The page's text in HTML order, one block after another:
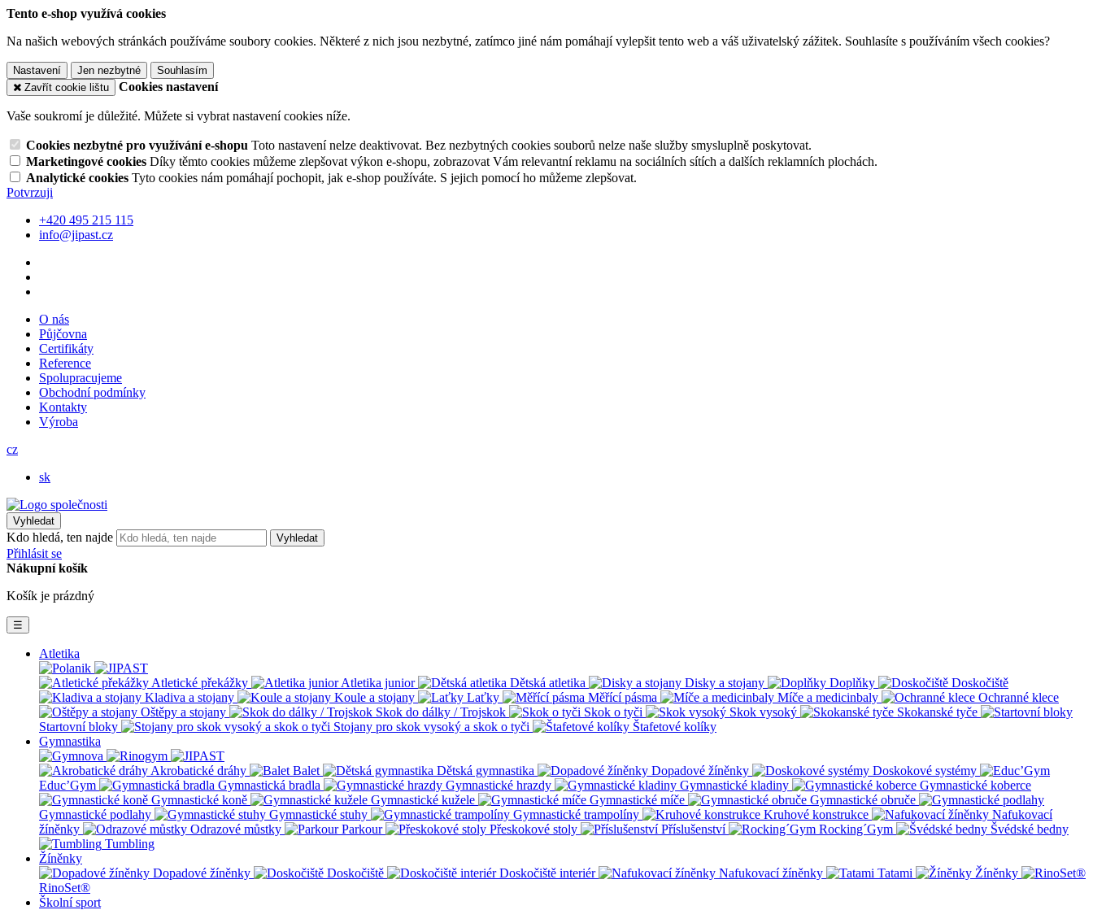
Tento e-shop využívá cookies
Na našich webových stránkách používáme soubory cookies. Některé z nich jsou nezbytné, zatímco jiné nám pomáhají vylepšit tento web a váš uživatelský zážitek. Souhlasíte s používáním všech cookies?
Nastavení Jen nezbytné
Souhlasím
Zavřít cookie lištu
Cookies nastavení
Vaše soukromí je důležité. Můžete si vybrat nastavení cookies níže.
Cookies nezbytné pro využívání e-shopu Toto nastavení nelze deaktivovat. Bez nezbytných cookies souborů nelze naše služby smysluplně poskytovat.
Marketingové cookies Díky těmto cookies můžeme zlepšovat výkon e-shopu, zobrazovat Vám relevantní reklamu na sociálních sítích a dalších reklamních plochách.
Analytické cookies Tyto cookies nám pomáhají pochopit, jak e-shop používáte. S jejich pomocí ho můžeme zlepšovat.
Potvrzuji
+420 495 215 115
info@jipast.cz
O nás
Půjčovna
Certifikáty
Reference
Spolupracujeme
Obchodní podmínky
Kontakty
Výroba
cz
sk
Vyhledat
Kdo hledá, ten najde Vyhledat
Přihlásit se
Nákupní košík
Košík je prázdný
☰
Atletika
Atletické překážky Atletika junior Dětská atletika Disky a stojany Doplňky
Doskočiště
Kladiva a stojany
Koule a stojany Laťky Měřící pásma Míče a medicinbaly
Ochranné klece
Oštěpy a stojany
Skok do dálky / Trojskok Skok o tyči Skok vysoký
Skokanské tyče
Startovní bloky
Stojany pro skok vysoký a skok o tyči
Štafetové kolíky
Gymnastika
Akrobatické dráhy Balet Dětská gymnastika Dopadové žíněnky
Doskokové systémy
Educ’Gym
Gymnastická bradla Gymnastické hrazdy Gymnastické kladiny
Gymnastické koberce
Gymnastické koně
Gymnastické kužele Gymnastické míče
Gymnastické obruče
Gymnastické podlahy
Gymnastické stuhy Gymnastické trampolíny Kruhové konstrukce
Nafukovací
žíněnky
Odrazové můstky Parkour Přeskokové stoly Příslušenství Rocking´Gym
Švédské bedny
Tumbling
Žíněnky
Dopadové žíněnky
Doskočiště Doskočiště interiér Nafukovací žíněnky Tatami
Žíněnky
RinoSet®
Školní sport